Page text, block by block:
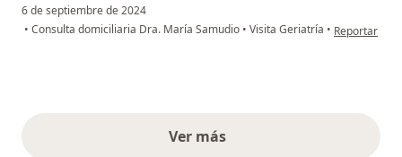
6 de septiembre de 2024
• Consulta domiciliaria Dra. María Samudio • Visita Geriatría • en opinión
Reportar
Ver másopiniones anteriores